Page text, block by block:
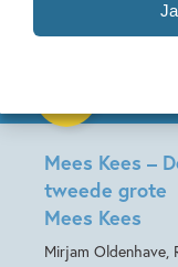
Mees Kees –
tweede grote
Mees Kees
Mirjam Oldenhave,